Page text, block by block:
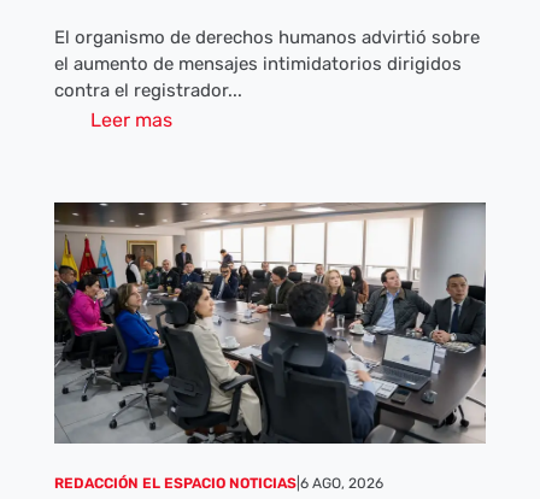
El organismo de derechos humanos advirtió sobre
el aumento de mensajes intimidatorios dirigidos
contra el registrador...
Leer mas
REDACCIÓN EL ESPACIO NOTICIAS| 6 AGO, 2026